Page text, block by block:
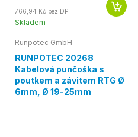
766,94 Kč bez DPH
Skladem
Runpotec GmbH
RUNPOTEC 20268
Kabelová punčoška s
poutkem a závitem RTG Ø
6mm, Ø 19-25mm